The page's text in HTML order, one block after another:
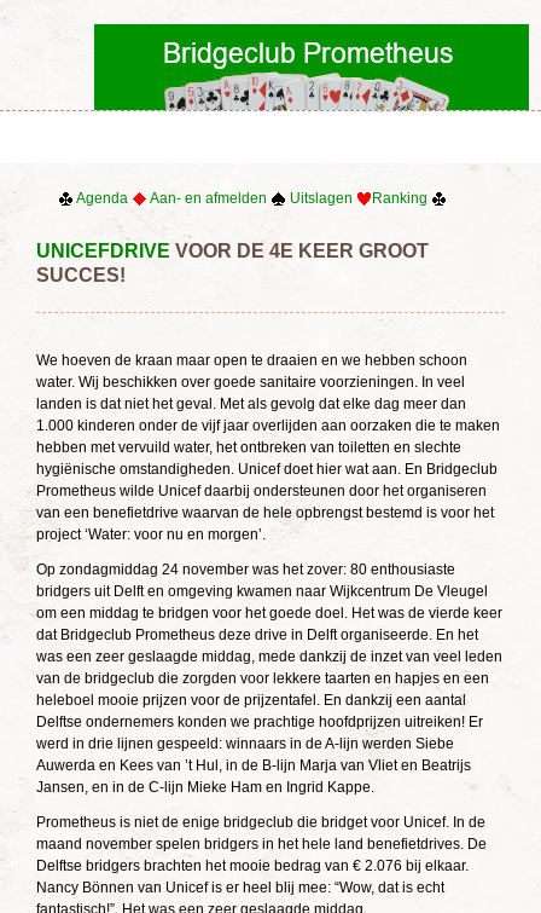
Agenda Aan- en afmelden Uitslagen Ranking
UNICEFDRIVE VOOR DE 4E KEER GROOT
SUCCES!
We hoeven de kraan maar open te draaien en we hebben schoon
water. Wij beschikken over goede sanitaire voorzieningen. In veel
landen is dat niet het geval. Met als gevolg dat elke dag meer dan
1.000 kinderen onder de vijf jaar overlijden aan oorzaken die te maken
hebben met vervuild water, het ontbreken van toiletten en slechte
hygiënische omstandigheden. Unicef doet hier wat aan. En Bridgeclub
Prometheus wilde Unicef daarbij ondersteunen door het organiseren
van een benefietdrive waarvan de hele opbrengst bestemd is voor het
project ‘Water: voor nu en morgen’.
Op zondagmiddag 24 november was het zover: 80 enthousiaste
bridgers uit Delft en omgeving kwamen naar Wijkcentrum De Vleugel
om een middag te bridgen voor het goede doel. Het was de vierde keer
dat Bridgeclub Prometheus deze drive in Delft organiseerde. En het
was een zeer geslaagde middag, mede dankzij de inzet van veel leden
van de bridgeclub die zorgden voor lekkere taarten en hapjes en een
heleboel mooie prijzen voor de prijzentafel. En dankzij een aantal
Delftse ondernemers konden we prachtige hoofdprijzen uitreiken! Er
werd in drie lijnen gespeeld: winnaars in de A-lijn werden Siebe
Auwerda en Kees van ’t Hul, in de B-lijn Marja van Vliet en Beatrijs
Jansen, en in de C-lijn Mieke Ham en Ingrid Kappe.
Prometheus is niet de enige bridgeclub die bridget voor Unicef. In de
maand november spelen bridgers in het hele land benefietdrives. De
Delftse bridgers brachten het mooie bedrag van € 2.076 bij elkaar.
Nancy Bönnen van Unicef is er heel blij mee: “Wow, dat is echt
fantastisch!”. Het was een zeer geslaagde middag.